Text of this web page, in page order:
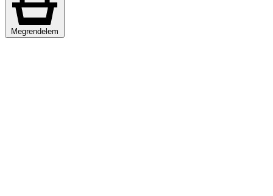
Megrendelem